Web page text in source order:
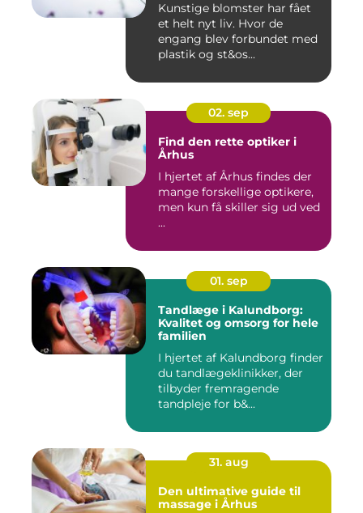
Kunstige blomster har fået
et helt nyt liv. Hvor de
engang blev forbundet med
plastik og st&os...
02. sep
Find den rette optiker i
Århus
I hjertet af Århus findes der
mange forskellige optikere,
men kun få skiller sig ud ved
...
01. sep
Tandlæge i Kalundborg:
Kvalitet og omsorg for hele
familien
I hjertet af Kalundborg finder
du tandlægeklinikker, der
tilbyder fremragende
tandpleje for b&...
31. aug
Den ultimative guide til
massage i Århus